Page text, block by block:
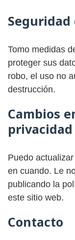
Tomo medidas
proteger sus
robo, el uso no
destrucción.
Cambios
privacidad
Puedo
en cuando. Le
publicando la
este sitio web.
Contacto